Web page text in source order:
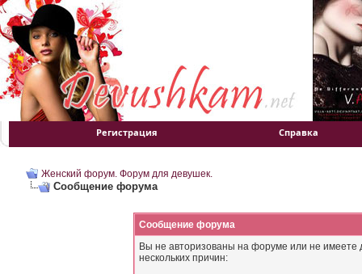
Регистрация Справка
Женский форум. Форум для девушек.
Сообщение форума
Сообщение форума
Вы не авторизованы на форуме или не имеете
нескольких причин: